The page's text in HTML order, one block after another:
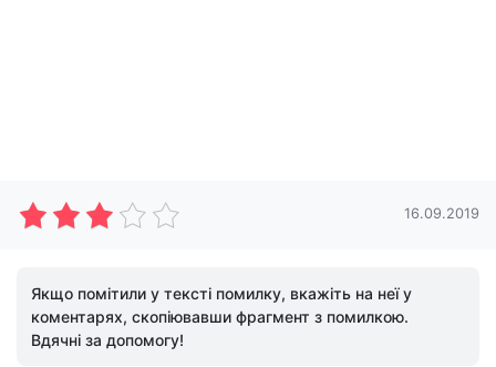
16.09.2019
Якщо помітили у тексті помилку, вкажіть на неї у
коментарях, скопіювавши фрагмент з помилкою.
Вдячні за допомогу!